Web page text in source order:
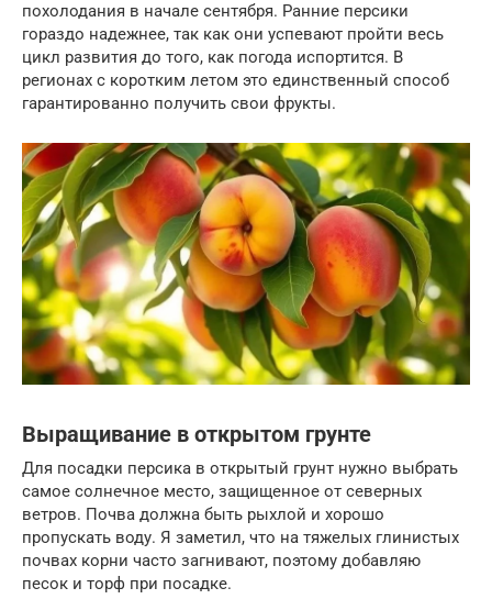
похолодания в начале сентября. Ранние персики
гораздо надежнее, так как они успевают пройти весь
цикл развития до того, как погода испортится. В
регионах с коротким летом это единственный способ
гарантированно получить свои фрукты.
Выращивание в открытом грунте
Для посадки персика в открытый грунт нужно выбрать
самое солнечное место, защищенное от северных
ветров. Почва должна быть рыхлой и хорошо
пропускать воду. Я заметил, что на тяжелых глинистых
почвах корни часто загнивают, поэтому добавляю
песок и торф при посадке.